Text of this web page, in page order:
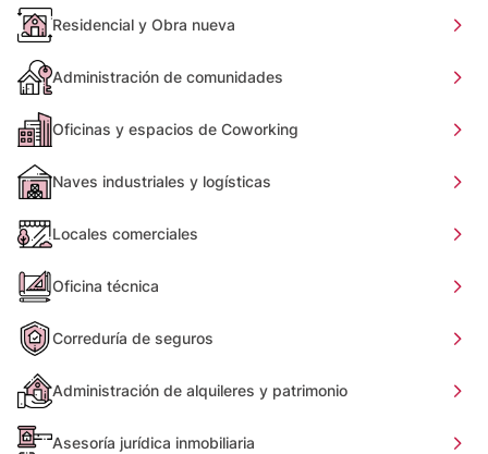
Residencial y Obra nueva
Administración de comunidades
Oficinas y espacios de Coworking
Naves industriales y logísticas
Locales comerciales
Oficina técnica
Correduría de seguros
Administración de alquileres y patrimonio
Asesoría jurídica inmobiliaria